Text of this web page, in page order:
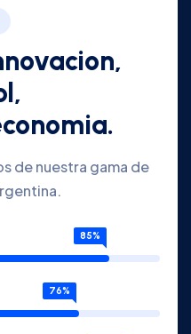
de nuestra gama de
85%
76%